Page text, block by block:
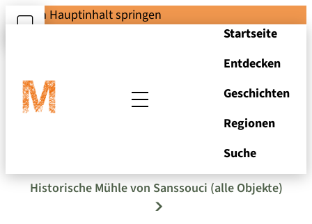
Zum Hauptinhalt springen
Startseite
Entdecken
Geschichten
Regionen
Suche
Fluttermühle in Riepe
Historische Mühle von Sanssouci (alle Objekte)